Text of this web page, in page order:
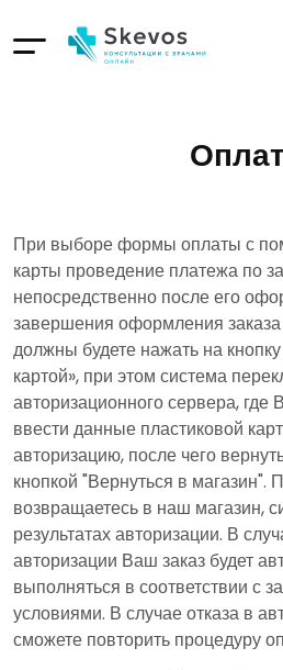
При выборе формы оплаты с
карты проведение платежа по
непосредственно после его
завершения оформления
должны будете нажать на
картой», при этом система
авторизационного сервера,
ввести данные пластиковой
авторизацию, после чего
кнопкой "Вернуться в магазин".
возвращаетесь в наш магазин,
результатах авторизации. В
авторизации Ваш заказ будет
выполняться в соответствии с
условиями. В случае отказа в
сможете повторить процедуру